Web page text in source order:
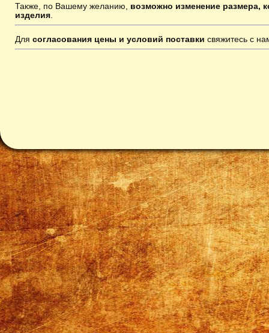
Также, по Вашему желанию, возможно изменение размера,
изделия
Для согласования цены и условий поставки свяжитесь с